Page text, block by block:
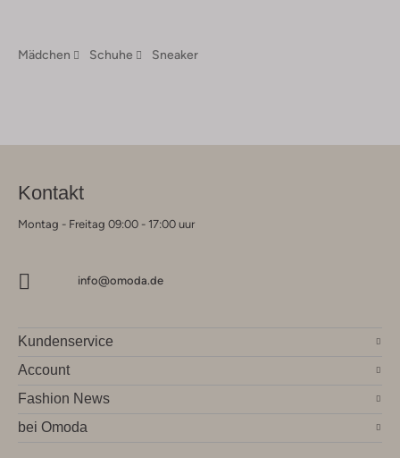
Mädchen Schuhe Sneaker
Kontakt
Montag - Freitag 09:00 - 17:00 uur
info@omoda.de
Kundenservice
Account
Fashion News
bei Omoda